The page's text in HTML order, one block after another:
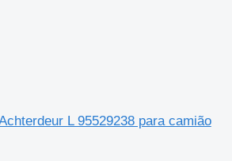
L 95529238 para camião